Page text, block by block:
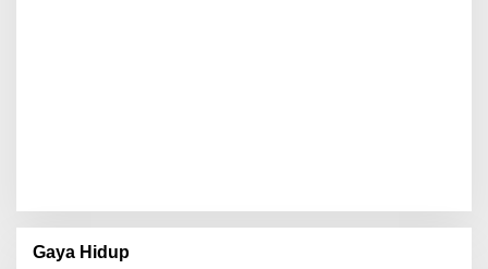
Gaya Hidup